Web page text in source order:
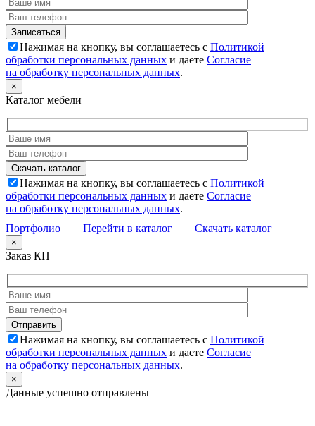
Нажимая на кнопку, вы соглашаетесь с Политикой
обработки персональных данных и даете Согласие
на обработку персональных данных.
×
Каталог мебели
Нажимая на кнопку, вы соглашаетесь с Политикой
обработки персональных данных и даете Согласие
на обработку персональных данных.
Портфолио
Перейти в каталог Скачать каталог
×
Заказ КП
Нажимая на кнопку, вы соглашаетесь с Политикой
обработки персональных данных и даете Согласие
на обработку персональных данных.
×
Данные успешно отправлены